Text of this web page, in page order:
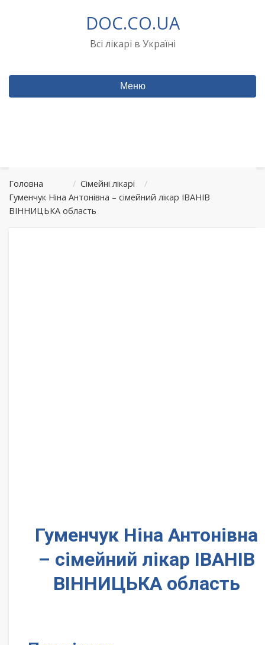
DOC.CO.UA
Всі лікарі в Україні
Меню
Головна / Сімейні лікарі
/
Гуменчук Ніна Антонівна – сімейний лікар ІВАНІВ
ВІННИЦЬКА область
Гуменчук Ніна Антонівна
– сімейний лікар ІВАНІВ
ВІННИЦЬКА область